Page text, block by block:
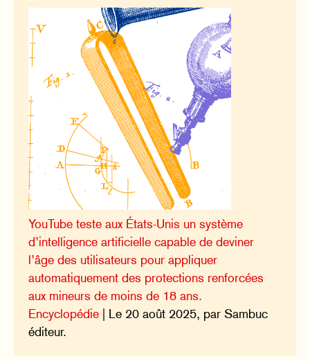
YouTube teste aux États-Unis un système
d’intelligence artificielle capable de deviner
l’âge des utilisateurs pour appliquer
automatiquement des protections renforcées
aux mineurs de moins de 18 ans.
Encyclopédie | Le 20 août 2025, par Sambuc
éditeur.